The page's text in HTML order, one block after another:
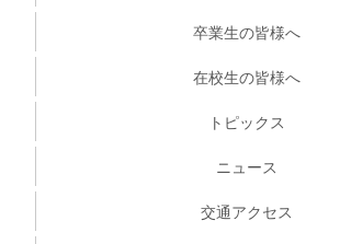
卒業生の皆様へ
在校生の皆様へ
トピックス
ニュース
交通アクセス